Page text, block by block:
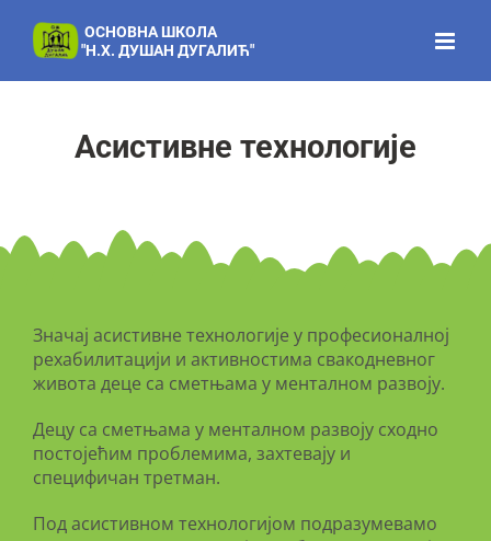
content
Асистивне технологије
Значај асистивне технологије у професионалној
рехабилитацији и активностима свакодневног
живота деце са сметњама у менталном развоју.
Децу са сметњама у менталном развоју сходно
постојећим проблемима, захтевају и
специфичан третман.
Под асистивном технологијом подразумевамо